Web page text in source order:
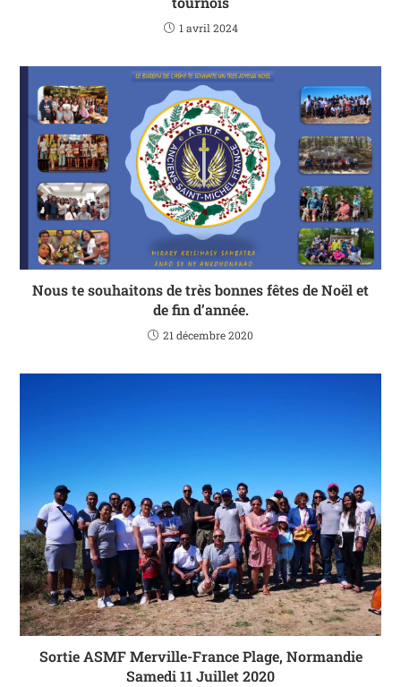
1 avril 2024
Nous te souhaitons de très bonnes fêtes de Noël et
de fin d’année.
21 décembre 2020
Sortie ASMF Merville-France Plage, Normandie
Samedi 11 Juillet 2020